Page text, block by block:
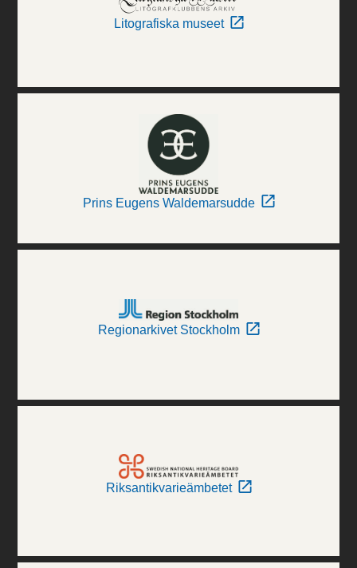
Litografiska museet
Prins Eugens Waldemarsudde
Regionarkivet Stockholm
Riksantikvarieämbetet